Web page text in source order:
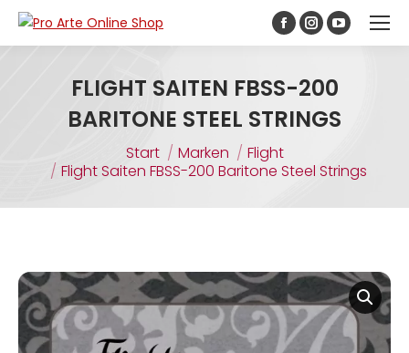
springen
FLIGHT SAITEN FBSS-200
BARITONE STEEL STRINGS
Sie befinden sich hier:
Start Marken
Flight
Flight Saiten FBSS-200 Baritone Steel Strings